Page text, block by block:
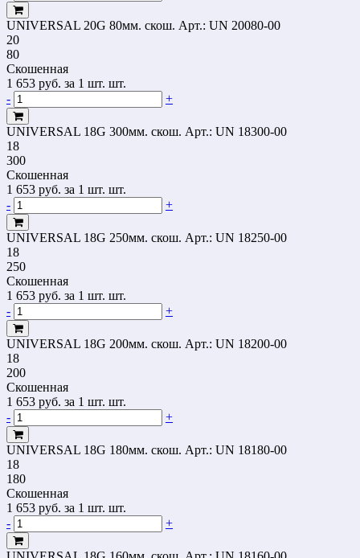
UNIVERSAL 20G 80мм. скош. Арт.: UN 20080-00
20
80
Скошенная
1 653 руб. за 1 шт. шт.
-
+
UNIVERSAL 18G 300мм. скош. Арт.: UN 18300-00
18
300
Скошенная
1 653 руб. за 1 шт. шт.
-
+
UNIVERSAL 18G 250мм. скош. Арт.: UN 18250-00
18
250
Скошенная
1 653 руб. за 1 шт. шт.
-
+
UNIVERSAL 18G 200мм. скош. Арт.: UN 18200-00
18
200
Скошенная
1 653 руб. за 1 шт. шт.
-
+
UNIVERSAL 18G 180мм. скош. Арт.: UN 18180-00
18
180
Скошенная
1 653 руб. за 1 шт. шт.
-
+